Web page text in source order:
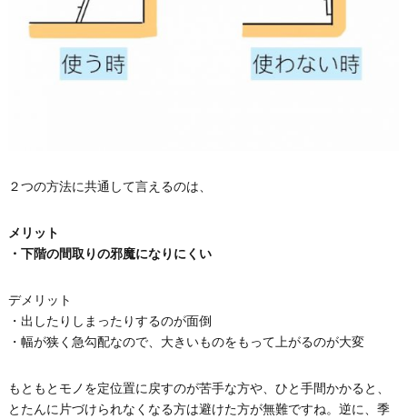
２つの方法に共通して言えるのは、
メリット
・下階の間取りの邪魔になりにくい
デメリット
・出したりしまったりするのが面倒
・幅が狭く急勾配なので、大きいものをもって上がるのが大変
もともとモノを定位置に戻すのが苦手な方や、ひと手間かかると、
とたんに片づけられなくなる方は避けた方が無難ですね。逆に、季